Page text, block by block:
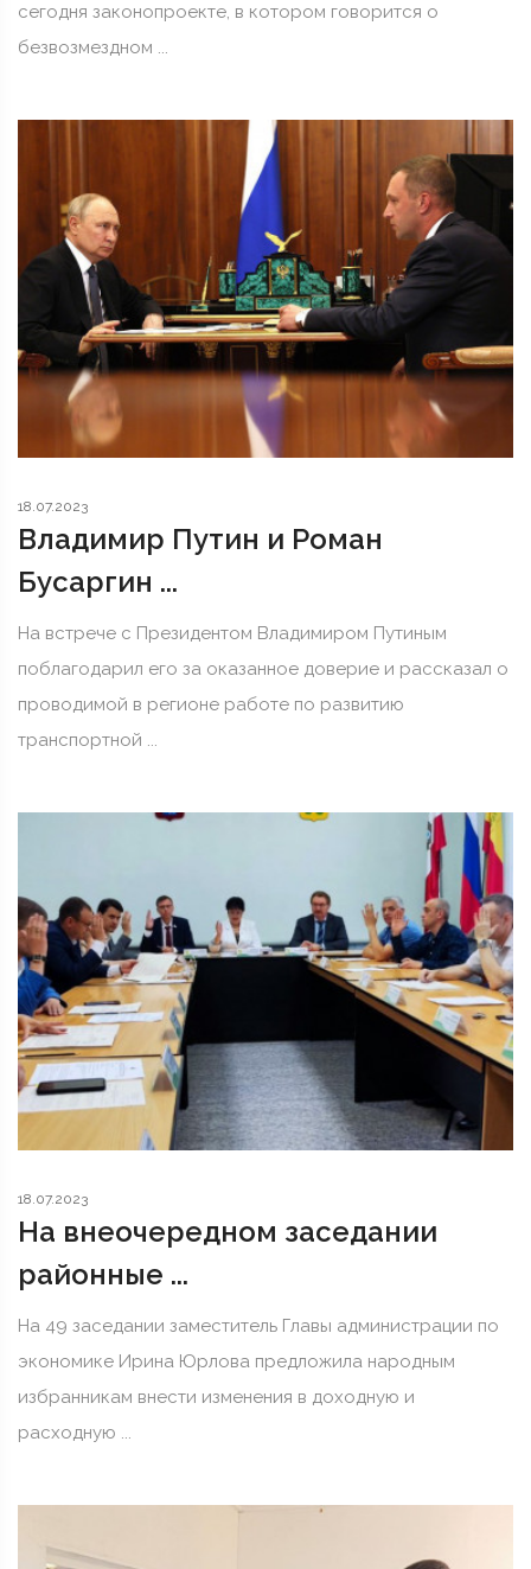
сегодня законопроекте, в котором говорится о
безвозмездном ...
18.07.2023
Владимир Путин и Роман
Бусаргин ...
На встрече с Президентом Владимиром Путиным
поблагодарил его за оказанное доверие и рассказал о
проводимой в регионе работе по развитию
транспортной ...
18.07.2023
На внеочередном заседании
районные ...
На 49 заседании заместитель Главы администрации по
экономике Ирина Юрлова предложила народным
избранникам внести изменения в доходную и
расходную ...